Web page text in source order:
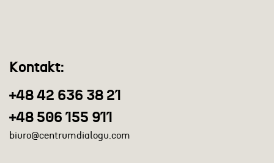
Kontakt:
+48 42 636 38 21
+48 506 155 911
biuro@centrumdialogu.com